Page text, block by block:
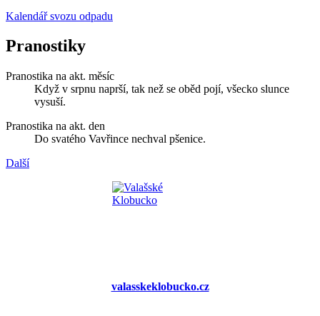
Kalendář svozu odpadu
Pranostiky
Pranostika na akt. měsíc
Když v srpnu naprší, tak než se oběd pojí, všecko slunce
vysuší.
Pranostika na akt. den
Do svatého Vavřince nechval pšenice.
Další
valasskeklobucko.cz